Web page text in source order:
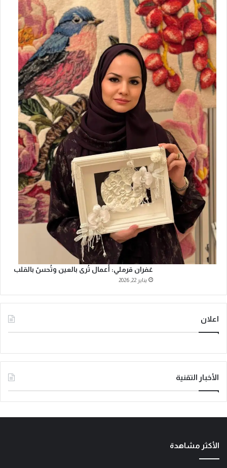
غفران قرملي: أعمال تُرى بالعين وتُحسّ بالقلب
يناير 22, 2026
اعلان
الأخبار التقنية
الأكثر مشاهدة